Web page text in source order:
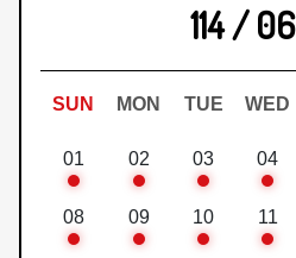
114 / 06
SUN MON TUE WED
01 02 03 04
08 09 10 11